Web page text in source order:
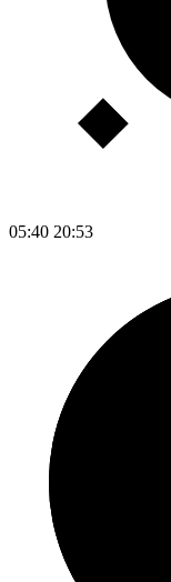
05:40 20:53